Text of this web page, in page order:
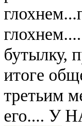
бутылку,
итоге
третьим
его.... У